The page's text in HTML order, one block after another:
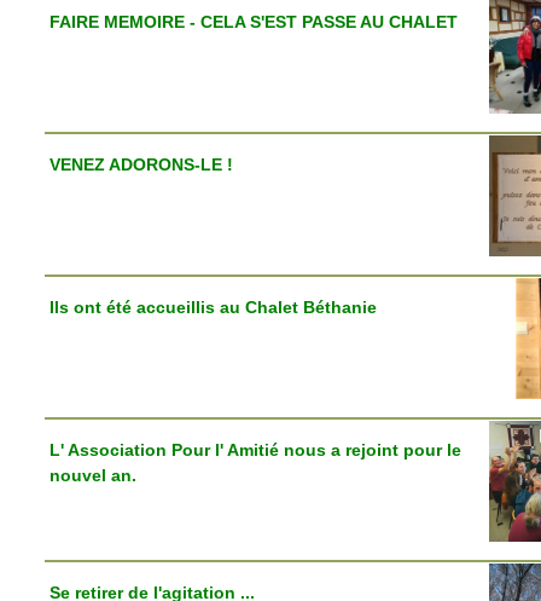
FAIRE MEMOIRE - CELA S'EST PASSE AU CHALET
VENEZ ADORONS-LE !
Ils ont été accueillis au Chalet Béthanie
L' Association Pour l' Amitié nous a rejoint pour le
nouvel an.
Se retirer de l'agitation ...